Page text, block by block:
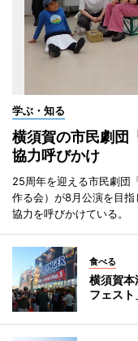
学ぶ・知る
横須賀の市民劇
協力呼びかけ
25周年を迎える市民劇団
作る会）が8月公演を目
協力を呼びかけている。
食べる
横須賀
フェスト